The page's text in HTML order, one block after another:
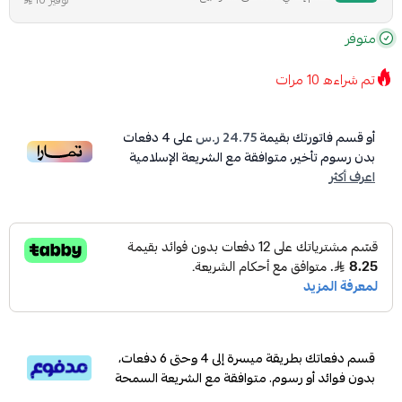
متوفر
تم شراءه10مرات
أو قسم فاتورتك بقيمة24.75 ر.س على4دفعات
بدون رسوم تأخير، متوافقة مع الشريعة الإسلامية
اعرف أكثر
قسم دفعاتك بطريقة ميسرة إلى 4 وحتى 6 دفعات،
بدون فوائد أو رسوم. متوافقة مع الشريعة السمحة